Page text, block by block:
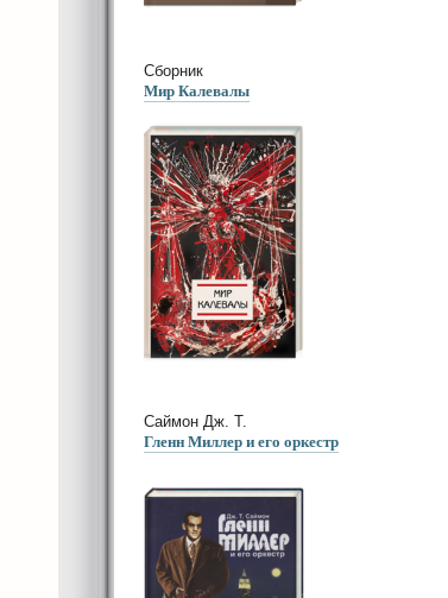
Сборник
Мир Калевалы
Саймон Дж. Т.
Гленн Миллер и его оркестр